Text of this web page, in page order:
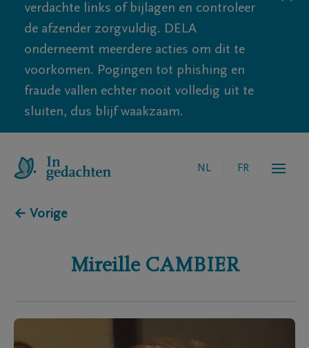
verdachte links of bijlagen en controleer
de afzender zorgvuldig. DELA
onderneemt meerdere acties om dit te
voorkomen. Pogingen tot phishing en
fraude vallen echter nooit volledig uit te
sluiten, dus blijf waakzaam.
NL FR
← Vorige
Mireille CAMBIER